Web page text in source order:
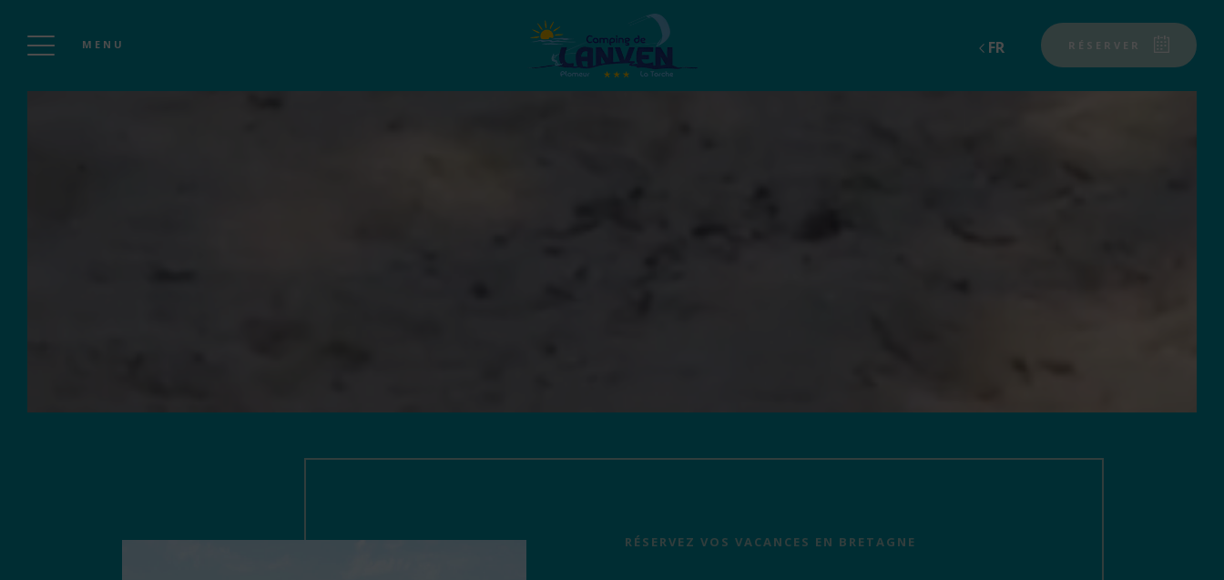
MENU RÉSERVER
FR
RÉSERVEZ VOS VACANCES EN BRETAGNE